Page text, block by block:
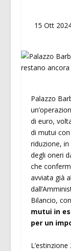
15 Ott
Palazzo
di euro,
di mutui
riduzione,
degli oneri
che
avviata già
Bilancio, con
mutui in
per un